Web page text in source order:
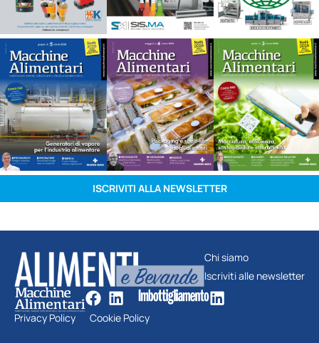
ISCRIVITI ALLA NEWSLETTER
Chi siamo
Iscriviti alle newsletter
Privacy Policy Cookie Policy